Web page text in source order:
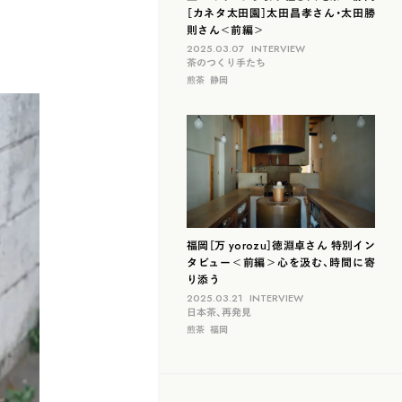
［カネタ太田園］太田昌孝さん・太田勝
則さん＜前編＞
2025.03.07 INTERVIEW
茶のつくり手たち
煎茶 静岡
福岡［万 yorozu］徳淵卓さん 特別イン
タビュー＜前編＞心を汲む、時間に寄
り添う
2025.03.21 INTERVIEW
日本茶、再発見
煎茶 福岡